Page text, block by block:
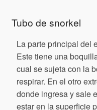
Tubo de snorkel
La parte principal del
Este tiene una
cual se sujeta con la
respirar. En el otro
donde ingresa y sale
estar en la superficie